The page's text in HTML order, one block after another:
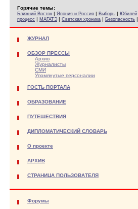
Горячие темы:
Ближний Восток | Япония и Россия | Выборы | Юбилей
процесс | МАГАТЭ | Светская хроника | Безопасность |
ЖУРНАЛ
ОБЗОР ПРЕССЫ
Архив
Журналисты
СМИ
Упомянутые персоналии
ГОСТЬ ПОРТАЛА
ОБРАЗОВАНИЕ
ПУТЕШЕСТВИЯ
ДИПЛОМАТИЧЕСКИЙ СЛОВАРЬ
О проекте
АРХИВ
СТРАНИЦА ПОЛЬЗОВАТЕЛЯ
Форумы